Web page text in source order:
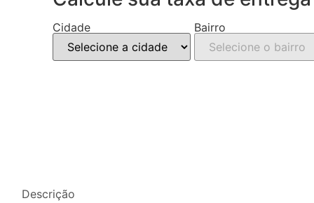
Cidade Bairro
Descrição